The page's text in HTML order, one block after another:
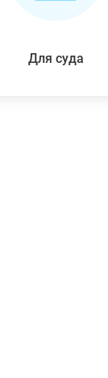
Для суда